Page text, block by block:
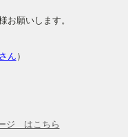
願いします。
ん ）
ジ はこちら